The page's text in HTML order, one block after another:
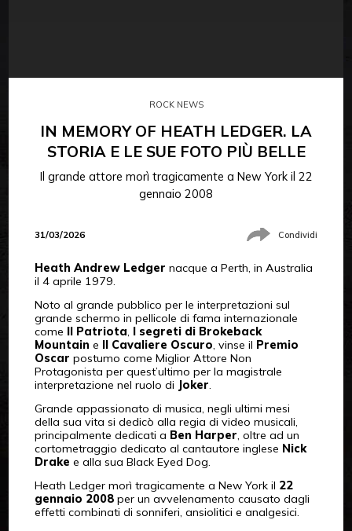
ROCK NEWS
IN MEMORY OF HEATH LEDGER. LA
STORIA E LE SUE FOTO PIÙ BELLE
Il grande attore morì tragicamente a New York il 22
gennaio 2008
31/03/2026 Condividi
Heath Andrew Ledger nacque a Perth, in Australia
il 4 aprile 1979.
Noto al grande pubblico per le interpretazioni sul
grande schermo in pellicole di fama internazionale
come
Il Patriota,
I segreti di Brokeback
Mountain e Il Cavaliere Oscuro, vinse il Premio
Oscar postumo come Miglior Attore Non
Protagonista per quest’ultimo per la magistrale
interpretazione nel ruolo di
Joker.
Grande appassionato di musica, negli ultimi mesi
della sua vita si dedicò alla regia di video musicali,
principalmente dedicati a Ben Harper, oltre ad un
cortometraggio dedicato al cantautore inglese Nick
Drake e alla sua Black Eyed Dog.
Heath Ledger morì tragicamente a New York il 22
gennaio 2008per un avvelenamento causato dagli
effetti combinati di sonniferi, ansiolitici e analgesici.